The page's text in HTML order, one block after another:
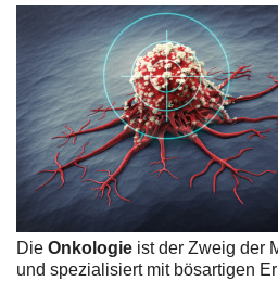
Die Onkologie ist der Zweig der
und spezialisiert mit bösartigen